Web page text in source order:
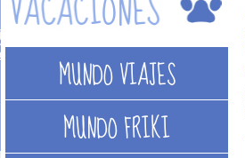
MUNDO VIAJES
MUNDO FRIKI